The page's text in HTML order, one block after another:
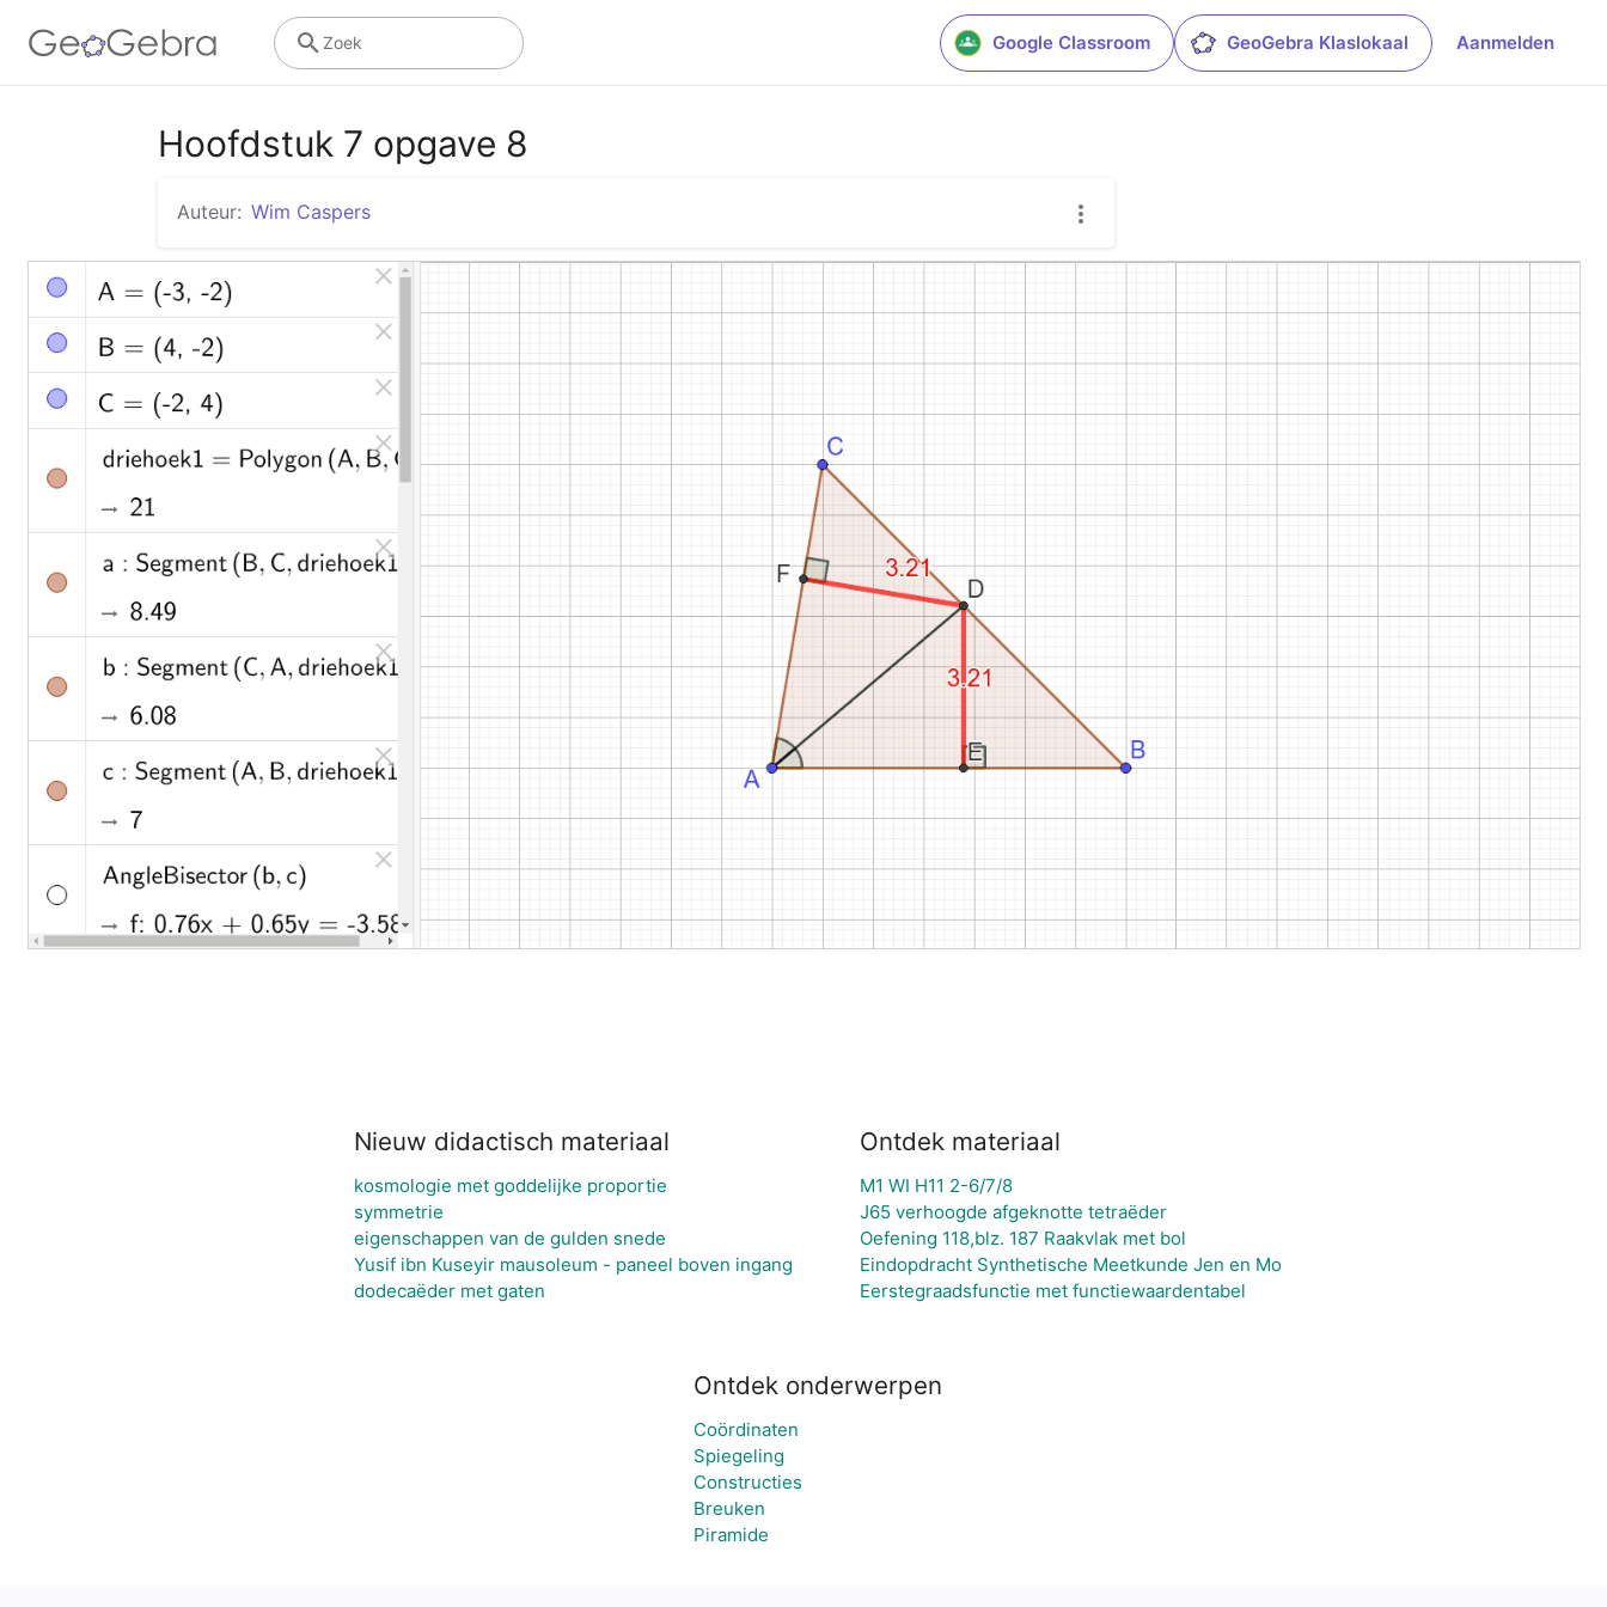
Google Classroom GeoGebra Klaslokaal Aanmelden
Zoek
Hoofdstuk 7 opgave 8
Auteur: Wim Caspers
Nieuw didactisch materiaal
kosmologie met goddelijke proportie
symmetrie
eigenschappen van de gulden snede
Yusif ibn Kuseyir mausoleum - paneel boven ingang
dodecaëder met gaten
Ontdek materiaal
M1 WI H11 2-6/7/8
J65 verhoogde afgeknotte tetraëder
Oefening 118,blz. 187 Raakvlak met bol
Eindopdracht Synthetische Meetkunde Jen en Mo
Eerstegraadsfunctie met functiewaardentabel
Ontdek onderwerpen
Coördinaten
Spiegeling
Constructies
Breuken
Piramide